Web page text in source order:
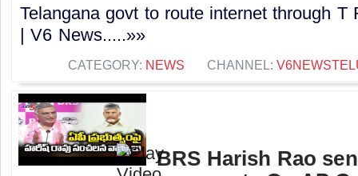
Telangana govt to route internet through T
| V6 News.....»»
CATEGORY: NEWS CHANNEL:
BRS Harish Rao